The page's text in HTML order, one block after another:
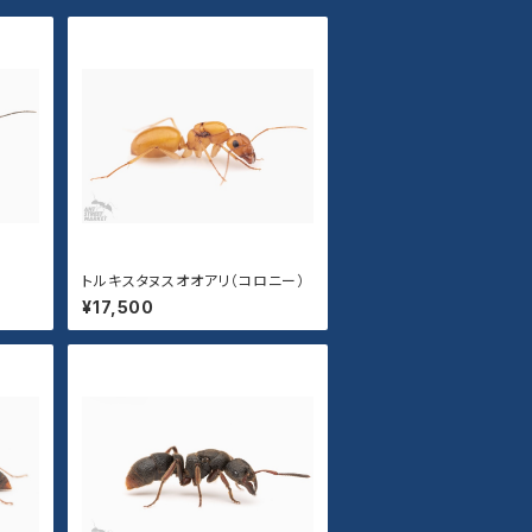
トルキスタヌスオオアリ（コロニー）
¥17,500